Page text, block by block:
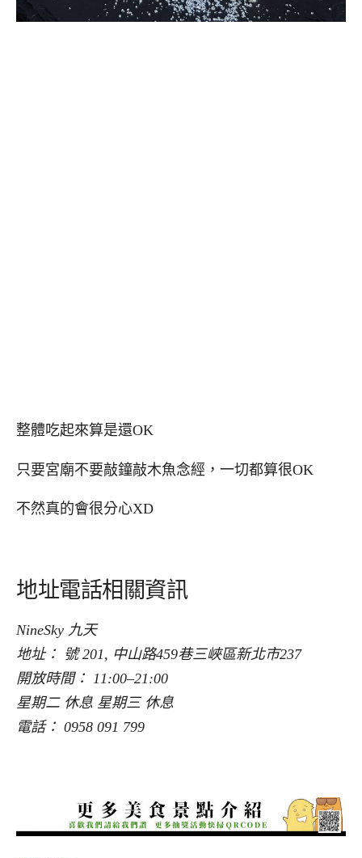
整體吃起來算是還OK
只要宮廟不要敲鐘敲木魚念經，一切都算很OK
不然真的會很分心XD
地址電話相關資訊
NineSky 九天
地址： 號 201, 中山路459巷三峽區新北市237
開放時間： 11:00–21:00
星期二 休息 星期三 休息
電話： 0958 091 799